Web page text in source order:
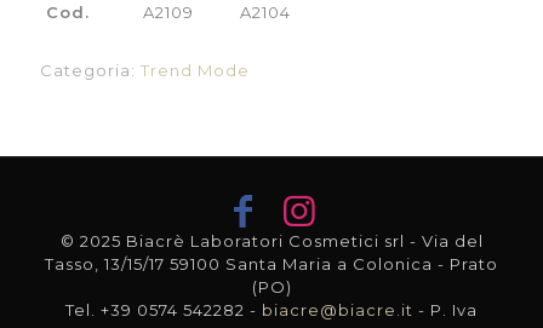
Cod.
A2109 A2104
Categoria: Trend Mode
© 2025 Biacrè Laboratori Cosmetici srl - Via del
Tasso, 13/15/17 59100 Santa Maria a Colonica - Prato
(PO)
Tel. +39 0574 542282 - biacre@biacre.it - P. Iva